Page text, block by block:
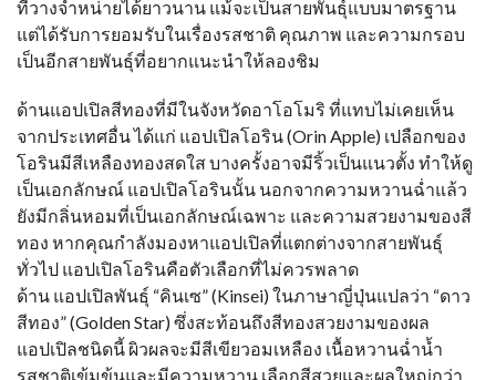
ที่วางจำหน่ายได้ยาวนาน แม้จะเป็นสายพันธุ์แบบมาตรฐาน
แต่ได้รับการยอมรับในเรื่องรสชาติ คุณภาพ และความกรอบ
เป็นอีกสายพันธุ์ที่อยากแนะนำให้ลองชิม
ด้านแอปเปิลสีทองที่มีในจังหวัดอาโอโมริ ที่แทบไม่เคยเห็น
จากประเทศอื่น ได้แก่ แอปเปิลโอริน (Orin Apple) เปลือกของ
โอรินมีสีเหลืองทองสดใส บางครั้งอาจมีริ้วเป็นแนวตั้ง ทำให้ดู
เป็นเอกลักษณ์ แอปเปิลโอรินนั้น นอกจากความหวานฉ่ำแล้ว
ยังมีกลิ่นหอมที่เป็นเอกลักษณ์เฉพาะ และความสวยงามของสี
ทอง หากคุณกำลังมองหาแอปเปิลที่แตกต่างจากสายพันธุ์
ทั่วไป แอปเปิลโอรินคือตัวเลือกที่ไม่ควรพลาด
ด้าน แอปเปิลพันธุ์ “คินเซ” (Kinsei) ในภาษาญี่ปุ่นแปลว่า “ดาว
สีทอง” (Golden Star) ซึ่งสะท้อนถึงสีทองสวยงามของผล
แอปเปิลชนิดนี้ ผิวผลจะมีสีเขียวอมเหลือง เนื้อหวานฉ่ำน้ำ
รสชาติเข้มข้นและมีความหวาน เลือกสีสวยและผลใหญ่กว่า